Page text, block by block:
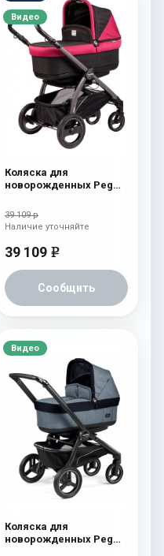
Видео
Коляска для
новорожденных Peg
(шасси Jet) Fleur
39 109 р
39 109 e
Сообщить
Наличие уточняйте
Видео
Коляска для
новорожденных Peg